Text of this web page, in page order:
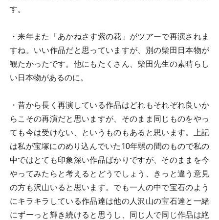
す。
・来年また「あかねさす紫の花」がツアーで再演されま
すね。いい作品だと思っていますが、別の柴田日本物が
観たかったです。他にもたくさん、柴田先生の素晴らし
い日本物があるのに。
・昔から長く再演している作品はどれもそれぞれ良いか
らこその再演だと思いますが、そのまま同じものをやっ
ても今は受けない、というものもあると思います。上記
は私が宝塚にのめり込んでいた10年弱の間のもので私の
中ではとても印象深い作品ばかりですが、そのままを今
やってみたらと考えるとどうでしょう、きっと違う意見
の方も沢山いると思います。でも一人の中で宝石のよう
にキラキラしている作品達は他の人沢山の宝石達と一緒
にずーっと輝き続けると思うし、同じ人で同じ作品は絶